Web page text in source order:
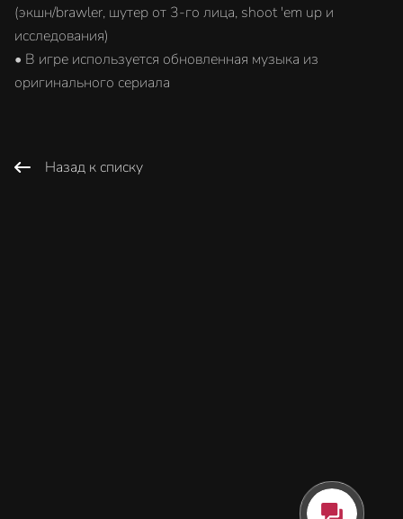
(экшн/brawler, шутер от 3-го лица, shoot 'em up и
исследования)
• В игре используется обновленная музыка из
оригинального сериала
Назад к списку